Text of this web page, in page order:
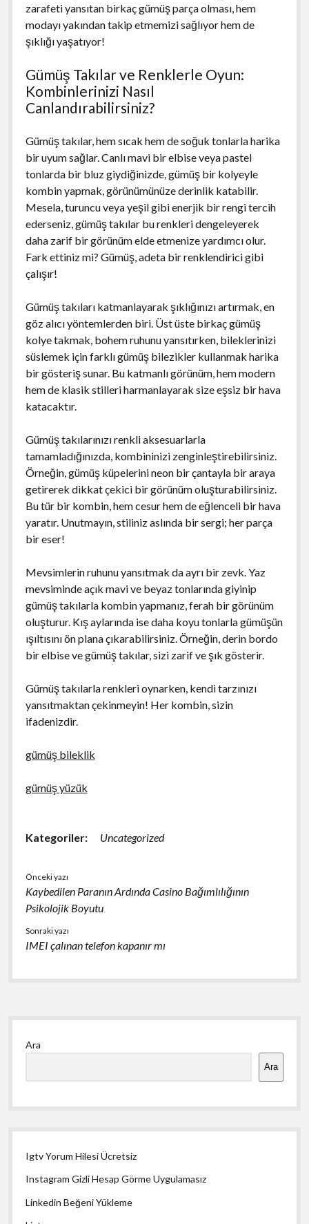
zarafeti yansıtan birkaç gümüş parça olması, hem
modayı yakından takip etmemizi sağlıyor hem de
şıklığı yaşatıyor!
Gümüş Takılar ve Renklerle Oyun:
Kombinlerinizi Nasıl
Canlandırabilirsiniz?
Gümüş takılar, hem sıcak hem de soğuk tonlarla harika
bir uyum sağlar. Canlı mavi bir elbise veya pastel
tonlarda bir bluz giydiğinizde, gümüş bir kolyeyle
kombin yapmak, görünümünüze derinlik katabilir.
Mesela, turuncu veya yeşil gibi enerjik bir rengi tercih
ederseniz, gümüş takılar bu renkleri dengeleyerek
daha zarif bir görünüm elde etmenize yardımcı olur.
Fark ettiniz mi? Gümüş, adeta bir renklendirici gibi
çalışır!
Gümüş takıları katmanlayarak şıklığınızı artırmak, en
göz alıcı yöntemlerden biri. Üst üste birkaç gümüş
kolye takmak, bohem ruhunu yansıtırken, bileklerinizi
süslemek için farklı gümüş bilezikler kullanmak harika
bir gösteriş sunar. Bu katmanlı görünüm, hem modern
hem de klasik stilleri harmanlayarak size eşsiz bir hava
katacaktır.
Gümüş takılarınızı renkli aksesuarlarla
tamamladığınızda, kombininizi zenginleştirebilirsiniz.
Örneğin, gümüş küpelerini neon bir çantayla bir araya
getirerek dikkat çekici bir görünüm oluşturabilirsiniz.
Bu tür bir kombin, hem cesur hem de eğlenceli bir hava
yaratır. Unutmayın, stiliniz aslında bir sergi; her parça
bir eser!
Mevsimlerin ruhunu yansıtmak da ayrı bir zevk. Yaz
mevsiminde açık mavi ve beyaz tonlarında giyinip
gümüş takılarla kombin yapmanız, ferah bir görünüm
oluşturur. Kış aylarında ise daha koyu tonlarla gümüşün
ışıltısını ön plana çıkarabilirsiniz. Örneğin, derin bordo
bir elbise ve gümüş takılar, sizi zarif ve şık gösterir.
Gümüş takılarla renkleri oynarken, kendi tarzınızı
yansıtmaktan çekinmeyin! Her kombin, sizin
ifadenizdir.
gümüş bileklik
gümüş yüzük
Kategoriler: Uncategorized
Önceki yazı
Kaybedilen Paranın Ardında Casino Bağımlılığının
Psikolojik Boyutu
Sonraki yazı
IMEI çalınan telefon kapanır mı
Yan
Menü
Ara
Ara
Igtv Yorum Hilesi Ücretsiz
Instagram Gizli Hesap Görme Uygulamasız
Linkedin Beğeni Yükleme